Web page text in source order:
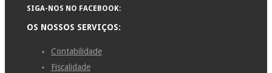
SIGA-NOS NO FACEBOOK:
OS NOSSOS SERVIÇOS:
Contabilidade
Fiscalidade